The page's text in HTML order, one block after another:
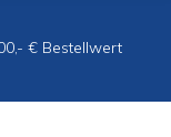
€ Bestellwert